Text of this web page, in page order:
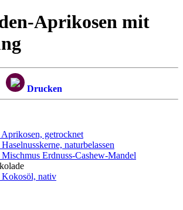
Aprikosen mit
Drucken
getrocknet
naturbelassen
Erdnuss-Cashew-Mandel
Kokosöl, nativ